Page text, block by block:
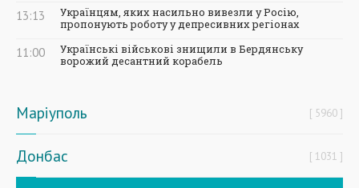
13:13
Українцям, яких насильно вивезли у Росію,
пропонують роботу у депресивних регіонах
11:00
Українські військові знищили в Бердянську
ворожий десантний корабель
Маріуполь 5960
Донбас 1031